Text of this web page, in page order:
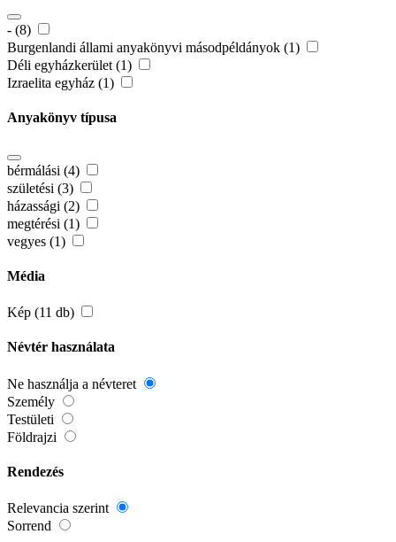
- (8)
Burgenlandi állami anyakönyvi másodpéldányok (1)
Déli egyházkerület (1)
Izraelita egyház (1)
Anyakönyv típusa
bérmálási (4)
születési (3)
házassági (2)
megtérési (1)
vegyes (1)
Média
Kép (11 db)
Névtér használata
Ne használja a névteret
Személy
Testületi
Földrajzi
Rendezés
Relevancia szerint
Sorrend